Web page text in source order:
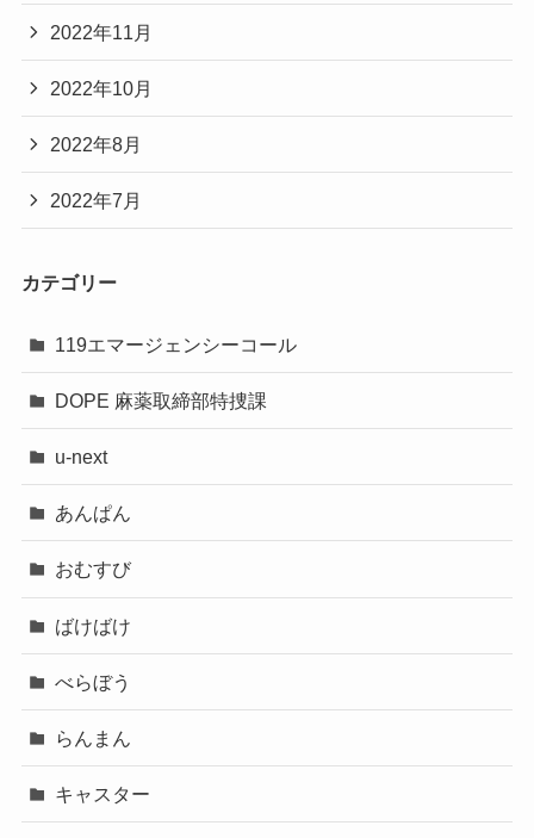
2022年11月
2022年10月
2022年8月
2022年7月
カテゴリー
119エマージェンシーコール
DOPE 麻薬取締部特捜課
u-next
あんぱん
おむすび
ばけばけ
べらぼう
らんまん
キャスター